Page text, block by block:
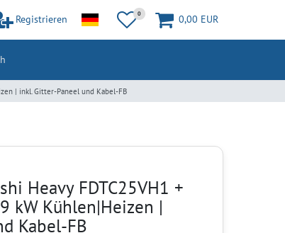
Registrieren 0 0,00 EUR
| inkl. Gitter-Paneel und Kabel-FB
Heavy FDTC25VH1 +
kW Kühlen|Heizen |
Kabel-FB